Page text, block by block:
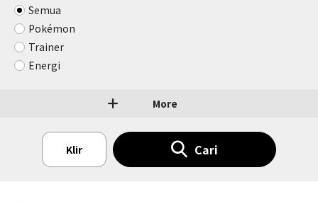
Semua
Pokémon
Trainer
Energi
More
Klir Cari